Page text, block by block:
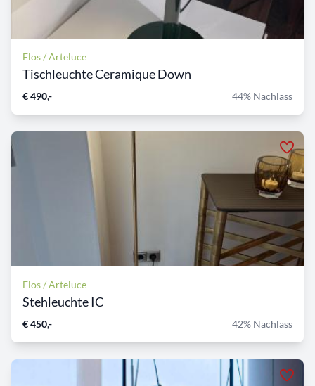
Flos / Arteluce
Tischleuchte Ceramique Down
€ 490,- 44% Nachlass
Flos / Arteluce
Stehleuchte IC
€ 450,- 42% Nachlass